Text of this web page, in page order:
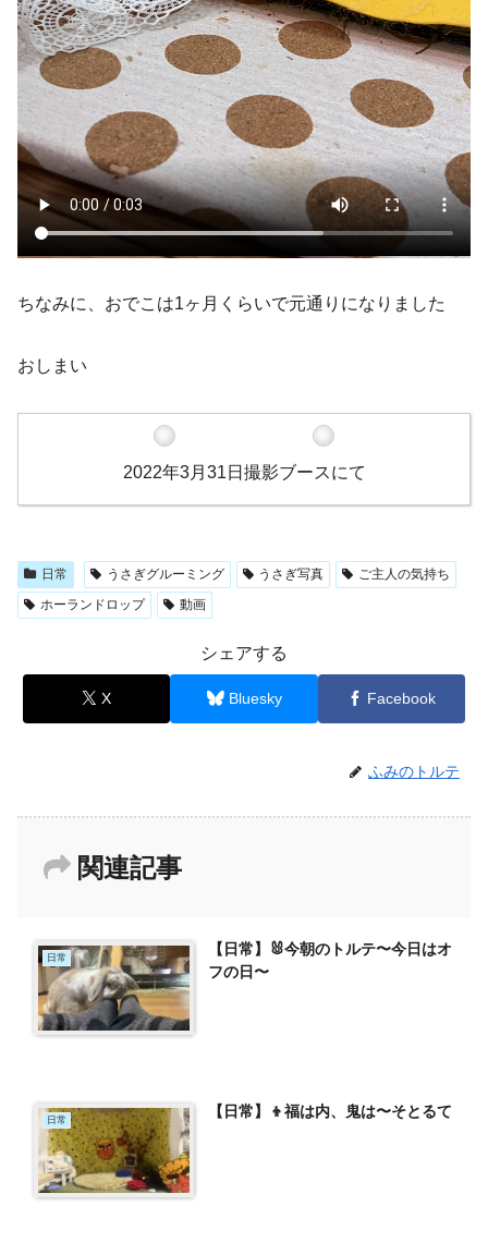
ちなみに、おでこは1ヶ月くらいで元通りになりました
おしまい
2022年3月31日撮影ブースにて
日常 うさぎグルーミング うさぎ写真
ご主人の気持ち
ホーランドロップ
動画
シェアする
X Bluesky Facebook
ふみのトルテ
関連記事
日常
【日常】🐰今朝のトルテ〜今日はオ
フの日〜
日常 【日常】👦福は内、鬼は〜そとるて